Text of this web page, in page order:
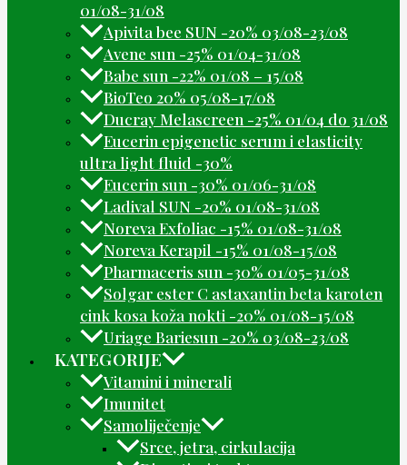
01/08-31/08
Apivita bee SUN -20% 03/08-23/08
Avene sun -25% 01/04-31/08
Babe sun -22% 01/08 – 15/08
BioTeo 20% 05/08-17/08
Ducray Melascreen -25% 01/04 do 31/08
Eucerin epigenetic serum i elasticity
ultra light fluid -30%
Eucerin sun -30% 01/06-31/08
Ladival SUN -20% 01/08-31/08
Noreva Exfoliac -15% 01/08-31/08
Noreva Kerapil -15% 01/08-15/08
Pharmaceris sun -30% 01/05-31/08
Solgar ester C astaxantin beta karoten
cink kosa koža nokti -20% 01/08-15/08
Uriage Bariesun -20% 03/08-23/08
KATEGORIJE
Vitamini i minerali
Imunitet
Samoliječenje
Srce, jetra, cirkulacija